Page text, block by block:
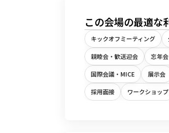
この会場の最適な
キックオフミーティング
親睦会・歓送迎会 忘年
国際会議・MICE 展示会
採用面接 ワークショップ